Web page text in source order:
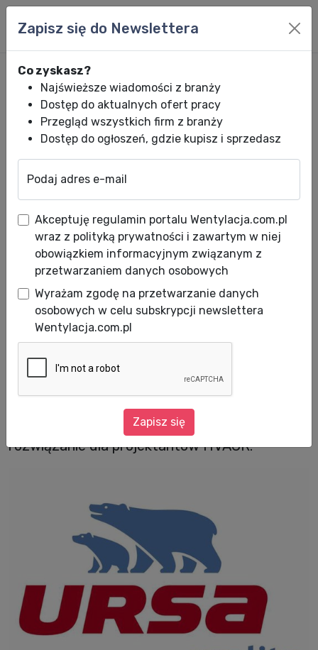
Nowe biblioteki zastosowań
URSA AIR
Data publikacji: 05.04.2013
W związku ze wsparciem zastosowania
produktów URSA AIR® - paneli z wełny
instalacyjnych, firma prezentuje najnowsze
rozwiązanie dla projektantów HVACR.
Zapisz się do Newslettera
Co zyskasz?
Najświeższe wiadomości z branży
Dostęp do aktualnych ofert pracy
Przegląd wszystkich firm z branży
Dostęp do ogłoszeń, gdzie kupisz i sprzedasz
Podaj adres e-mail
Akceptuję regulamin portalu Wentylacja.com.pl
wraz z polityką prywatności i zawartym w niej
obowiązkiem informacyjnym związanym z
przetwarzaniem danych osobowych
Wyrażam zgodę na przetwarzanie danych
osobowych w celu subskrypcji newslettera
Wentylacja.com.pl
Zapisz się